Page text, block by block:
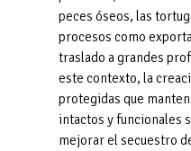
peces óseos, las
procesos como
traslado a grandes
este contexto, la
protegidas que
intactos y funcionales
mejorar el secuestro